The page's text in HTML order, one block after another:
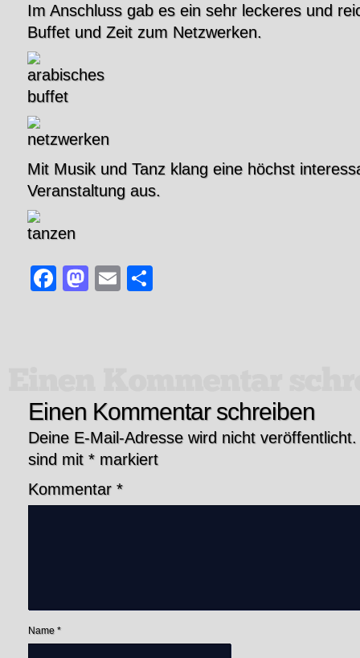
Im Anschluss gab es ein sehr leckeres und
Buffet und Zeit zum Netzwerken.
Mit Musik und Tanz klang eine höchst
Veranstaltung aus.
Facebook
Mastodon
Email
Einen Kommentar schreiben
Deine E-Mail-Adresse wird nicht veröffentlicht.
sind mit * markiert
Kommentar *
Name *